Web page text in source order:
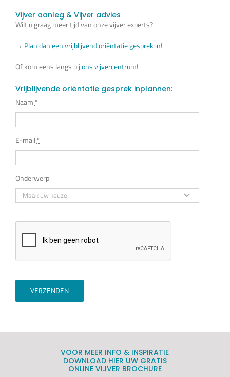
Vijver aanleg & Vijver advies
Wilt u graag meer tijd van onze vijver experts?
→ Plan dan een vrijblijvend oriëntatie gesprek in!
Of kom eens langs bijons vijvercentrum!
Vrijblijvende oriëntatie gesprek inplannen:
Naam *
E-mail *
Onderwerp
VERZENDEN
VOOR MEER INFO & INSPIRATIE
DOWNLOAD HIER UW GRATIS
ONLINE VIJVER BROCHURE